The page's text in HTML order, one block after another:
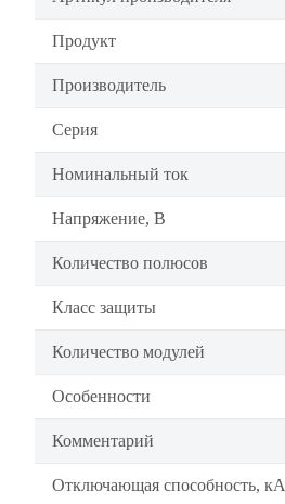
Продукт
Производитель
Серия
Номинальный ток
Напряжение, В
Количество полюсов
Класс защиты
Количество модулей
Особенности
Комментарий
Отключающая способность, кА